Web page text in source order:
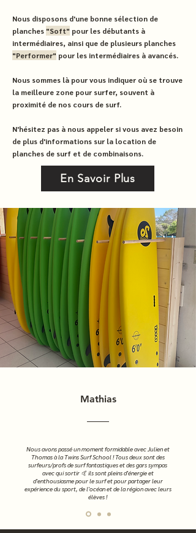
Nous disposons d'une bonne sélection de
planches "Soft" pour les débutants à
intermédiaires, ainsi que de plusieurs planches
"Performer" pour les intermédiaires à avancés.
Nous sommes là pour vous indiquer où se trouve
la meilleure zone pour surfer, souvent à
proximité de nos cours de surf.
N'hésitez pas à nous appeler si vous avez besoin
de plus d'informations sur la location de
planches de surf et de combinaisons.
En Savoir Plus
Mathias
Nous avons passé un moment formidable avec Julien et
Thomas à la Twins Surf School ! Tous deux sont des
surfeurs/profs de surf fantastiques et des gars sympas
avec qui sortir 🤙 ils sont pleins d'énergie et
d'enthousiasme pour le surf et pour partager leur
expérience du sport, de l'océan et de la région avec leurs
élèves !